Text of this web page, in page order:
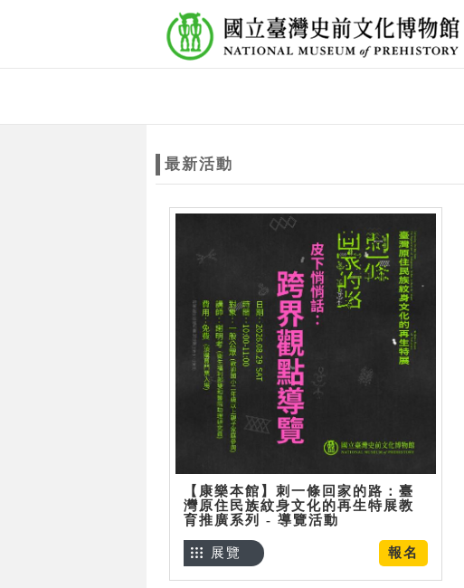
最新活動
【康樂本館】刺一條回家的路：臺
灣原住民族紋身文化的再生特展教
育推廣系列 - 導覽活動
報名
展覽